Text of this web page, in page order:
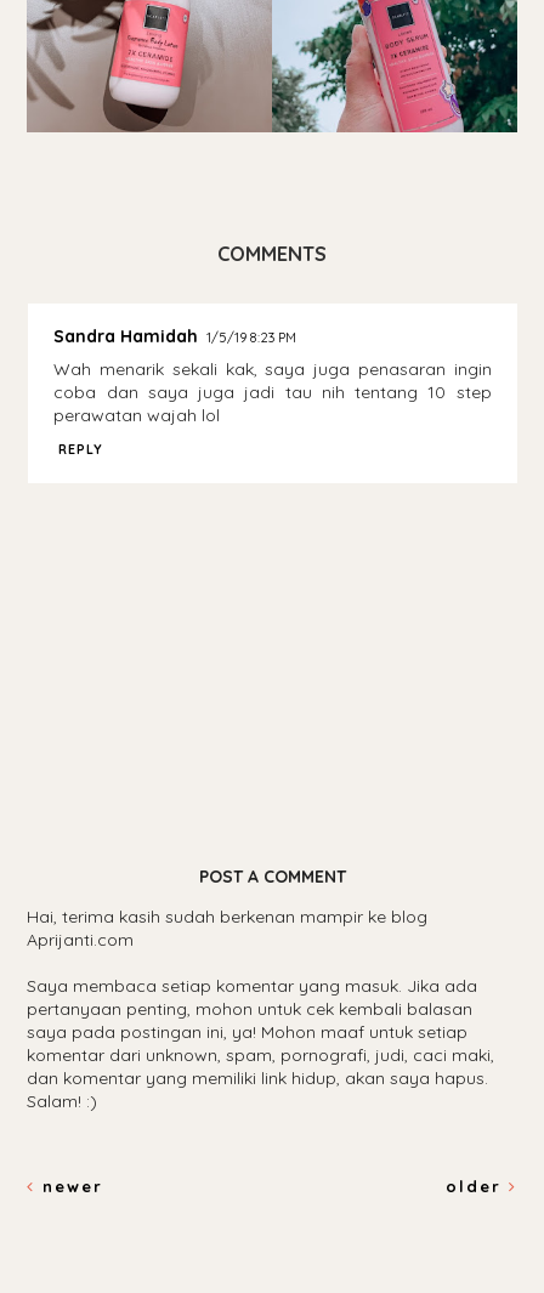
COMMENTS
Sandra Hamidah 1/5/19 8:23 PM
Wah menarik sekali kak, saya juga penasaran ingin
coba dan saya juga jadi tau nih tentang 10 step
perawatan wajah lol
REPLY
POST A COMMENT
Hai, terima kasih sudah berkenan mampir ke blog
Aprijanti.com
Saya membaca setiap komentar yang masuk. Jika ada
pertanyaan penting, mohon untuk cek kembali balasan
saya pada postingan ini, ya! Mohon maaf untuk setiap
komentar dari unknown, spam, pornografi, judi, caci maki,
dan komentar yang memiliki link hidup, akan saya hapus.
Salam! :)
newer older